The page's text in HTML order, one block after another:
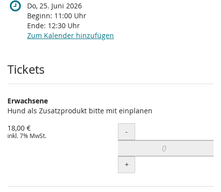
Do, 25. Juni 2026
Beginn: 11:00 Uhr
Ende: 12:30 Uhr
Zum Kalender hinzufügen
Produkte
Tickets
Erwachsene
Hund als Zusatzprodukt bitte mit einplanen
18,00 €
inkl. 7% MwSt. Menge
-
+